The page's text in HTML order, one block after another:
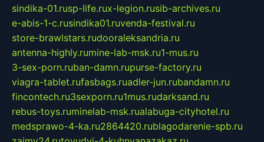
sindika-01.rusp-life.rux-legion.rusib-archives.ru
e-abis-1-c.rusindika01.ruvenda-festival.ru
store-brawlstars.rudooraleksandria.ru
antenna-highly.rumine-lab-msk.ru1-mus.ru
3-sex-porn.ruban-damn.rupurse-factory.ru
viagra-tablet.rufasbags.ruadler-jun.rubandamn.ru
fincontech.ru3sexporn.ru1mus.rudarksand.ru
rebus-toys.ruminelab-msk.rualabuga-cityhotel.ru
medsprawo-4-ka.ru2864420.rublagodarenie-spb.ru